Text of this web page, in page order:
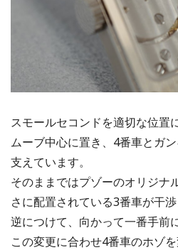
スモールセコンドを適切な位置
ムーブ中心に置き、4番車とガ
支えています。
そのままではプゾーのオリジナ
さに配置されている3番車が干
逆につけて、向かって一番手前
この変更に合わせ4番車のホゾ